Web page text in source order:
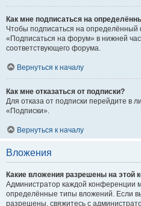
Как мне подписаться на
Чтобы подписаться на
«Подписаться на форум» в нижней
соответствующего форума.
Вернуться к началу
Как мне отказаться от подписки?
Для отказа от подписки перейдите в
«Подписки».
Вернуться к началу
Вложения
Какие вложения разрешены на этой
Администратор каждой конференции
определённые типы вложений. Если
разрешены, свяжитесь с